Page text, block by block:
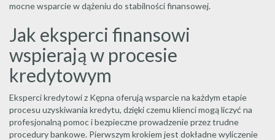
mocne wsparcie w dążeniu do stabilności finansowej.
Jak eksperci finansowi
wspierają w procesie
kredytowym
Eksperci kredytowi z Kępna oferują wsparcie na każdym etapie
procesu uzyskiwania kredytu, dzięki czemu klienci mogą liczyć na
profesjonalną pomoc i bezpieczne prowadzenie przez trudne
procedury bankowe. Pierwszym krokiem jest dokładne wyliczenie